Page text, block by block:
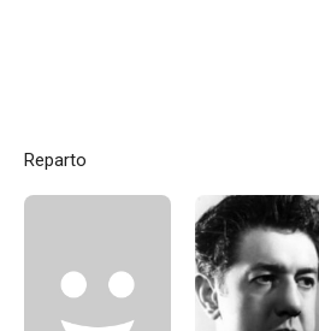
Reparto